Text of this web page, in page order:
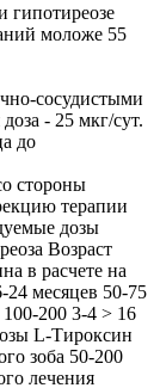
гипотиреозе
моложе 55
сосудистыми
- 25 мкг/сут.
до
стороны
терапии
дозы
Возраст
в расчете на
24 месяцев 50-75
100-200 3-4 > 16
L-Тироксин
зоба 50-200
лечения